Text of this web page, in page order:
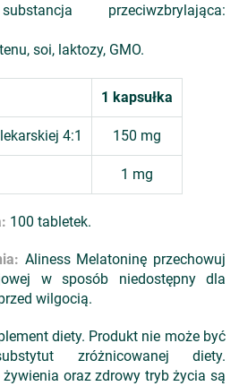
przeciwzbrylająca:
soi, laktozy, GMO.
1 kapsułka
4:1 150 mg
1 mg
100 tabletek.
Aliness Melatoninę przechowuj
w sposób niedostępny dla
wilgocią.
diety. Produkt nie może być
zróżnicowanej diety.
oraz zdrowy tryb życia są